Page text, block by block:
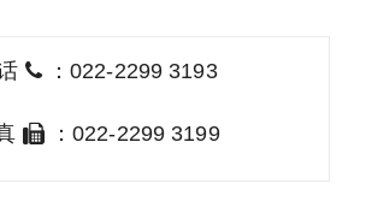
：022-2299 3193
：022-2299 3199